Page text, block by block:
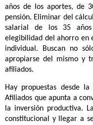
años de los aportes, de
pensión. Eliminar del
salarial de los 35
elegibilidad del ahorro en
individual. Buscan no
apropiarse del mismo y
afiliados.
Hay propuestas desde
Afiliados que apunta a
la inversión productiva.
constitucional y llegar a